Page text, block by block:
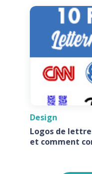
Design
Logos de
et comment